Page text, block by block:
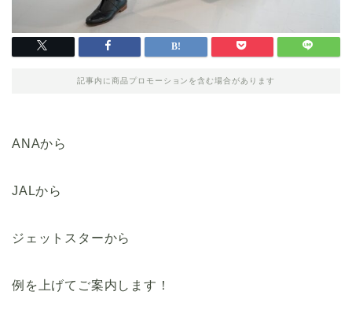
記事内に商品プロモーションを含む場合があります
ANAから
JALから
ジェットスターから
例を上げてご案内します！